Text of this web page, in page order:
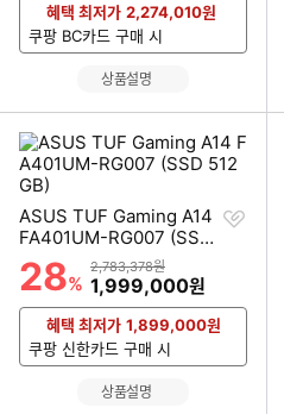
혜택 최저가 2,274,010원
쿠팡 BC카드 구매 시
상품설명
ASUS TUF Gaming A14
FA401UM-RG007 (SSD
512GB)
할인률
28%
상품금액
2,783,378원
할인금액
1,999,000원
찜
혜택 최저가 1,899,000원
쿠팡 신한카드 구매 시
상품설명